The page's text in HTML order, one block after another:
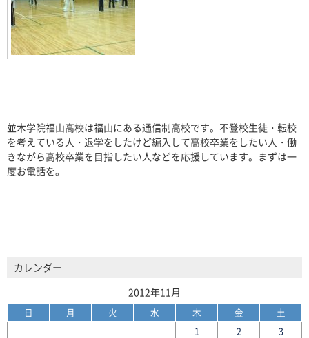
並木学院福山高校は福山にある通信制高校です。不登校生徒・転校
を考えている人・退学をしたけど編入して高校卒業をしたい人・働
きながら高校卒業を目指したい人などを応援しています。まずは一
度お電話を。
カレンダー
2012年11月
日 月 火 水 木 金
土
1
2
3